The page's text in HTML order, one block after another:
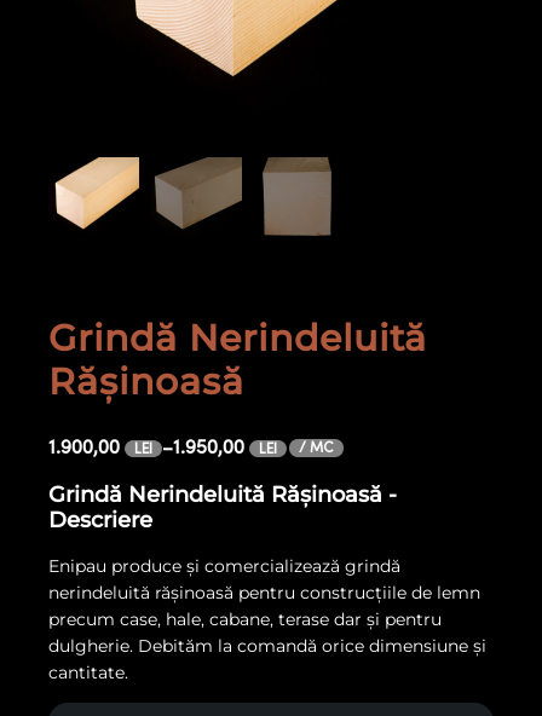
Grindă Nerindeluită
Rășinoasă
1.900,00 LEI –1.950,00 LEI / MC
Grindă Nerindeluită Rășinoasă -
Descriere
Enipau produce și comercializează grindă
nerindeluită rășinoasă pentru construcțiile de lemn
precum case, hale, cabane, terase dar și pentru
dulgherie. Debităm la comandă orice dimensiune și
cantitate.